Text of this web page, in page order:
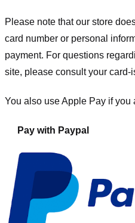
Please note that our store
card number or personal
payment. For questions
site, please consult your
You also use Apple Pay if you
Pay with Paypal